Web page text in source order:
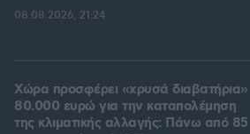
08.08.2026, 21:24
Χώρα προσφέρει «χρυσά διαβατήρια»
80.000 ευρώ για την καταπολέμηση
της κλιματικής αλλαγής: Πάνω από 85